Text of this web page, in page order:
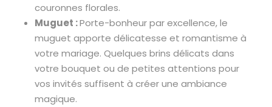
couronnes florales.
Muguet :Porte-bonheur par excellence, le
muguet apporte délicatesse et romantisme à
votre mariage. Quelques brins délicats dans
votre bouquet ou de petites attentions pour
vos invités suffisent à créer une ambiance
magique.